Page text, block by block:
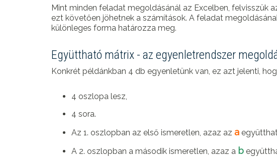
Mint minden feladat megoldásánál az Excelben, felvisszük
ezt követően jöhetnek a számítások. A feladat
különleges forma határozza meg.
Együttható mátrix - az egyenletrendszer
Konkrét példánkban 4 db egyenletünk van, ez azt jelenti,
4 oszlopa lesz,
4 sora.
Az 1. oszlopban az első ismeretlen, azaz az a
A 2. oszlopban a második ismeretlen, azaz a b